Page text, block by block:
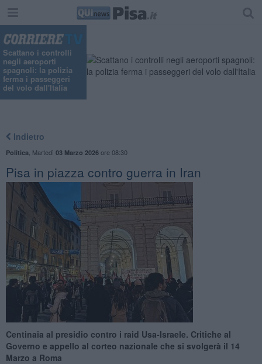
Scattano i controlli
negli aeroporti
spagnoli: la polizia
ferma i passeggeri
del volo dall'Italia
Indietro
Politica Martedì 03 Marzo 2026ore 08:30
Pisa in piazza contro guerra in Iran
Centinaia al presidio contro i raid Usa-Israele. Critiche al
Governo e appello al corteo nazionale che si svolgerà il 14
Marzo a Roma